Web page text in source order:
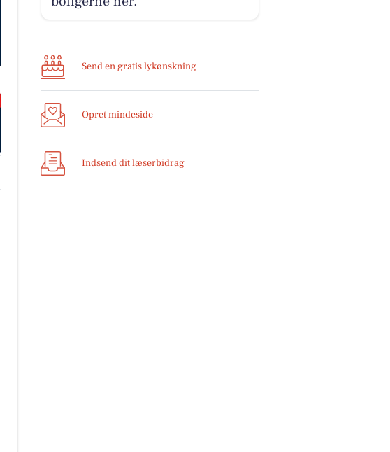
Send en gratis lykønskning
Opret mindeside
Indsend dit læserbidrag